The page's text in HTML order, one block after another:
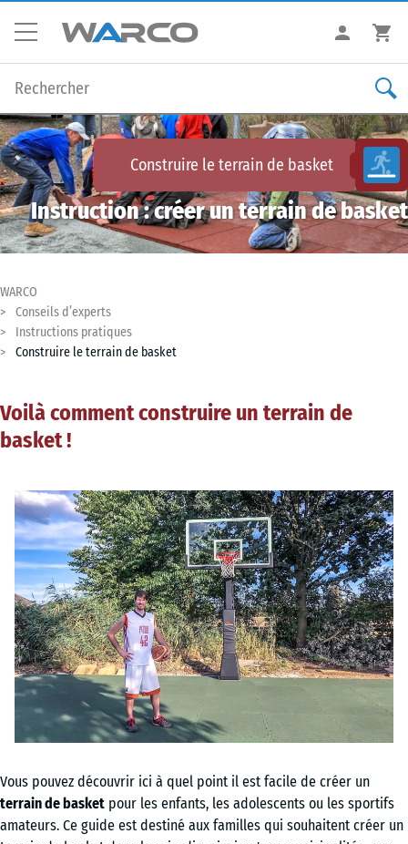
Construire le terrain de basket
Instruction : créer un terrain de basket
WARCO
Conseils d’experts
Instructions pratiques
Construire le terrain de basket
Voilà comment construire un terrain de
basket !
Vous pouvez découvrir ici à quel point il est facile de créer un
terrain de basket pour les enfants, les adolescents ou les sportifs
amateurs. Ce guide est destiné aux familles qui souhaitent créer un